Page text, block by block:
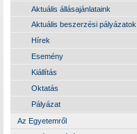
Aktuális állásajánlataink
Aktuális beszerzési pályázatok
Hírek
Esemény
Kiállítás
Oktatás
Pályázat
Az Egyetemről